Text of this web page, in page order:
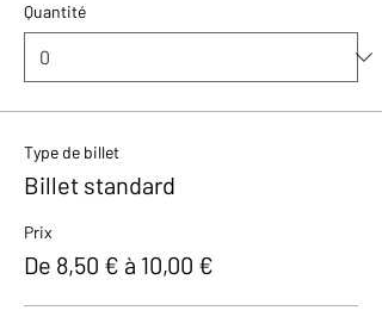
Quantité
Type de billet
Billet standard
Prix
De 8,50 € à 10,00 €